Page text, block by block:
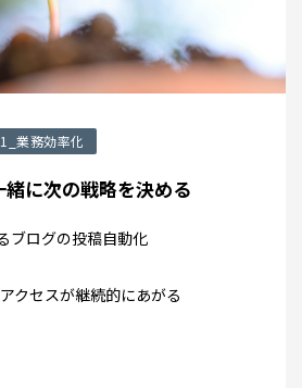
業務効率化
に次の戦略を決める
ブログの投稿自動化
クセスが継続的にあがる